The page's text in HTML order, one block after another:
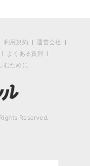
利用規約
運営会社
よくある質問
むために
Reserved.